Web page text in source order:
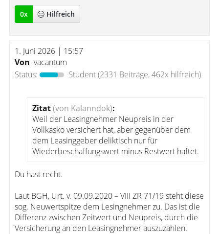
0x Hilfreich
1. Juni 2026 | 15:57
Von vacantum
Status:
Student(2331 Beiträge, 462x hilfreich)
Zitat(von Kalanndok):
Weil der Leasingnehmer Neupreis in der
Vollkasko versichert hat, aber gegenüber dem
dem Leasinggeber deliktisch nur für
Wiederbeschaffungswert minus Restwert haftet.
Du hast recht.
Laut BGH, Urt. v. 09.09.2020 – VIII ZR 71/19 steht diese
sog. Neuwertspitze dem Lesingnehmer zu. Das ist die
Differenz zwischen Zeitwert und Neupreis, durch die
Versicherung an den Leasingnehmer auszuzahlen.